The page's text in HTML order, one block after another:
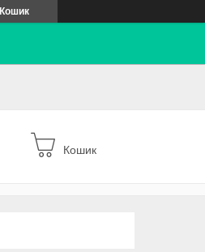
Кошик
Кошик